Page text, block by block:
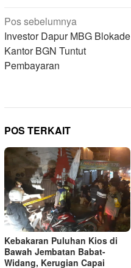
Navigasi
pos
Pos sebelumnya
Investor Dapur MBG Blokade
Kantor BGN Tuntut
Pembayaran
POS TERKAIT
Kebakaran Puluhan Kios di
Bawah Jembatan Babat-
Widang, Kerugian Capai